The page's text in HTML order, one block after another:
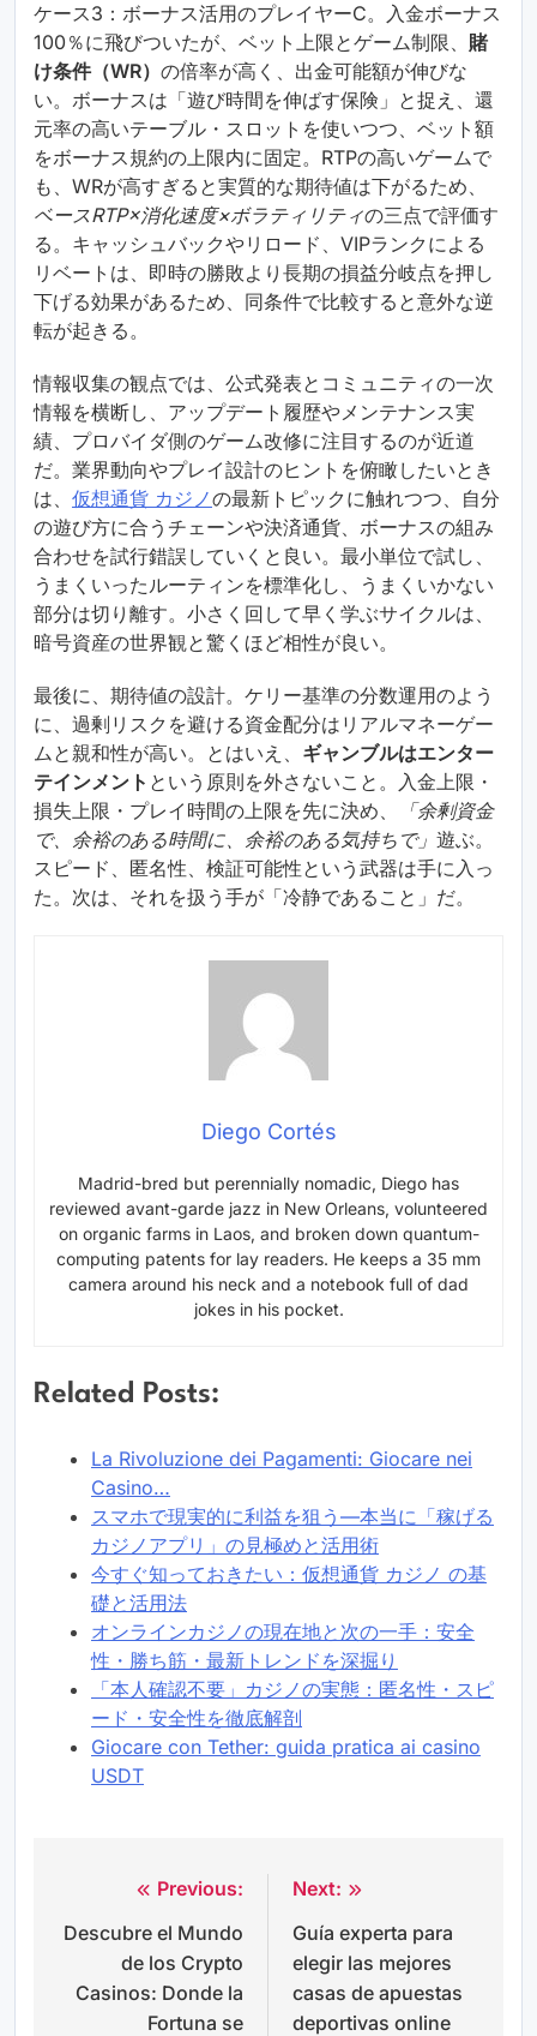
ケース3：ボーナス活用のプレイヤーC。入金ボーナス
100％に飛びついたが、ベット上限とゲーム制限、 賭
け条件（WR） の倍率が高く、出金可能額が伸びな
い。ボーナスは「遊び時間を伸ばす保険」と捉え、還
元率の高いテーブル・スロットを使いつつ、ベット額
をボーナス規約の上限内に固定。RTPの高いゲームで
も、WRが高すぎると実質的な期待値は下がるため、
ベースRTP×消化速度×ボラティリティの三点で評価す
る。キャッシュバックやリロード、VIPランクによる
リベートは、即時の勝敗より長期の損益分岐点を押し
下げる効果があるため、同条件で比較すると意外な逆
転が起きる。
情報収集の観点では、公式発表とコミュニティの一次
情報を横断し、アップデート履歴やメンテナンス実
績、プロバイダ側のゲーム改修に注目するのが近道
だ。業界動向やプレイ設計のヒントを俯瞰したいとき
は、 仮想通貨 カジノの最新トピックに触れつつ、自分
の遊び方に合うチェーンや決済通貨、ボーナスの組み
合わせを試行錯誤していくと良い。最小単位で試し、
うまくいったルーティンを標準化し、うまくいかない
部分は切り離す。小さく回して早く学ぶサイクルは、
暗号資産の世界観と驚くほど相性が良い。
最後に、期待値の設計。ケリー基準の分数運用のよう
に、過剰リスクを避ける資金配分はリアルマネーゲー
ムと親和性が高い。とはいえ、 ギャンブルはエンター
テインメント という原則を外さないこと。入金上限・
損失上限・プレイ時間の上限を先に決め、
「余剰資金
で、余裕のある時間に、余裕のある気持ちで」 遊ぶ。
スピード、匿名性、検証可能性という武器は手に入っ
た。次は、それを扱う手が「冷静であること」だ。
Diego Cortés
Madrid-bred but perennially nomadic, Diego has
reviewed avant-garde jazz in New Orleans, volunteered
on organic farms in Laos, and broken down quantum-
computing patents for lay readers. He keeps a 35 mm
camera around his neck and a notebook full of dad
jokes in his pocket.
Related Posts:
La Rivoluzione dei Pagamenti: Giocare nei
Casino…
スマホで現実的に利益を狙う—本当に「稼げる
カジノアプリ」の見極めと活用術
今すぐ知っておきたい：仮想通貨 カジノ の基
礎と活用法
オンラインカジノの現在地と次の一手：安全
性・勝ち筋・最新トレンドを深掘り
「本人確認不要」カジノの実態：匿名性・スピ
ード・安全性を徹底解剖
Giocare con Tether: guida pratica ai casino
USDT
navigation
Previous:
Descubre el Mundo
de los Crypto
Casinos: Donde la
Fortuna se
Next:
Guía experta para
elegir las mejores
casas de apuestas
deportivas online